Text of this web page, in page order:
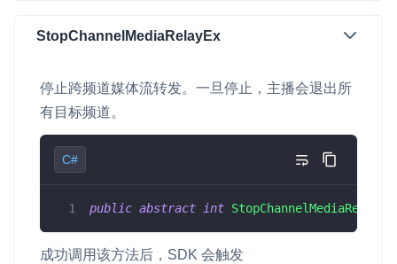
StopChannelMediaRelayEx
停止跨频道媒体流转发。一旦停止，主播会退出所
有目标频道。
C#
public abstract int StopChannelMediaRelayEx
成功调用该方法后，SDK 会触发